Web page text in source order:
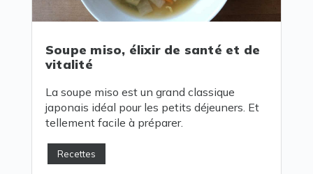
Soupe miso, élixir de santé et de
vitalité
La soupe miso est un grand classique
japonais idéal pour les petits déjeuners. Et
tellement facile à préparer.
Recettes